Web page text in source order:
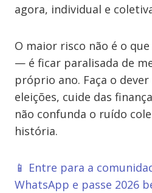
agora, individual e
O maior risco não é o
— é ficar paralisada de
próprio ano. Faça o dever
eleições, cuide das
não confunda o ruído
história.
📱 Entre para a
WhatsApp e passe 2026